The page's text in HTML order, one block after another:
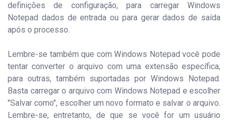
definições de configuração, para carregar Windows
Notepad dados de entrada ou para gerar dados de saída
após o processo.
Lembre-se também que com Windows Notepad você pode
tentar converter o arquivo com uma extensão específica,
para outras, também suportadas por Windows Notepad.
Basta carregar o arquivo com Windows Notepad e escolher
"Salvar como", escolher um novo formato e salvar o arquivo.
Lembre-se, entretanto, de que se você for um usuário